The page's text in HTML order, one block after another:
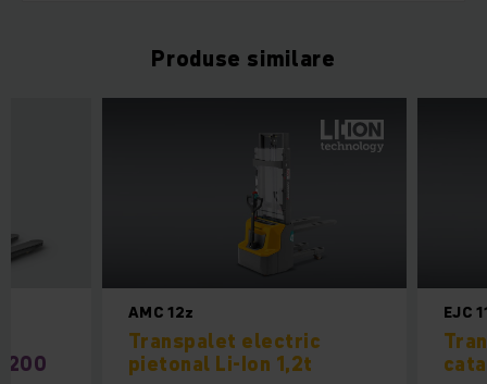
Produse similare
AMC 12z
Transpalet electric
pietonal Li-Ion 1,2t
EJC